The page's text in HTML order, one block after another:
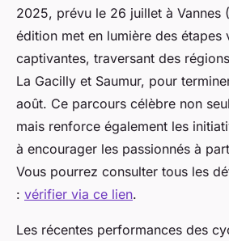
2025, prévu le 26 juillet à Vannes
édition met en lumière des étapes
captivantes, traversant des
La Gacilly et Saumur, pour
août. Ce parcours célèbre non
mais renforce également les
à encourager les passionnés à
Vous pourrez consulter tous les
: vérifier via ce lien.
Les récentes performances des